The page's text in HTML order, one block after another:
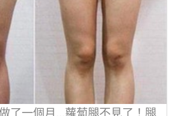
了一個月...蘿蔔腿不見了！腿